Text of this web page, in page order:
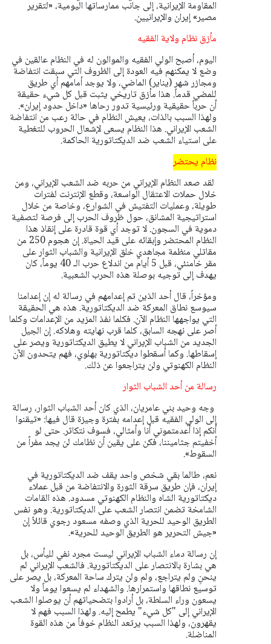
المقاومة الإيرانية، إلى جانب ممارساتها اليومية، «لتقرير
مصير» إيران والإيرانيين.
مأزق نظام ولاية الفقيه
اليوم، أصبح الولي الفقيه والموالون له في النظام عالقين في
وضع لا يمكنهم فيه العودة إلى الظروف التي سبقت انتفاضة
ومجازر شهر (يناير) الماضي، ولا يوجد أمامهم أي طريق
للمضي قدماً. هذا مأزق تاريخي يثبت قبل كل شيء حقيقة
أن حرباً حقيقية ورئيسية تدور رحاها «داخل حدود إيران».
ولهذا السبب بالذات، يعيش النظام في حالة رعب من انتفاضة
الشعب الإيراني. هذا النظام يسعى لإشعال الحروب للتغطية
على استياء الشعب ضد الديكتاتورية الحاكمة.
نظام يحتضر
لقد صعد النظام الإيراني من حربه ضد الشعب الإيراني، ومن
خلال حملات الاعتقال الواسعة، وقطع الإنترنت لفترات
طويلة، وعمليات التفتيش في الشوارع، وخاصة من خلال
استراتيجية المشانق، حول ظروف الحرب إلى فرصة لتصفية
دموية في السجون. لا توجد أي قوة قادرة على إنقاذ هذا
النظام المحتضر وإبقائه على قيد الحياة. إن هجوم 250 من
مقاتلي منظمة مجاهدي خلق الإيرانية والشباب الثوار على
مقر خامنئي، قبل 5 أيام من اندلاع حرب الـ 40 يوماً، كان
يهدف إلى توجيه بوصلة هذه الحرب الشعبية.
ومؤخراً، قال أحد الذين تم إعدامهم في رسالة له إن إعدامنا
سيوسع نطاق المعركة ضد الديكتاتورية. هذه هي الحقيقة
التي يواجهها النظام الآن. فكلما نفذ المزيد من الإعدامات وكلما
أصر على نهجه السابق، كلما قرب نهايته وهلاكه. إن الجيل
الجديد من الشباب الإيراني لا يطيق الديكتاتورية ويصر على
إسقاطها. وكما أسقطوا ديكتاتورية بهلوي، فهم يتحدون الآن
النظام الكهنوتي ولن يتراجعوا عن ذلك.
رسالة من أحد الشباب الثوار
وجه وحيد بني عامريان، الذي كان أحد الشباب الثوار، رسالة
إلى الولي الفقيه قبل إعدامه بفترة وجيزة قال فيها: «تيقنوا
أنكم إذا أعدمتموني أنا وأمثالي، فسوف نتكاثر. حتى لو
أخفيتم جثاميننا، فكن على يقين أن نظامك لن يجد مفراً من
السقوط».
نعم، طالما بقي شخص واحد يقف ضد الديكتاتورية في
إيران، فإن طريق سرقة الثورة والانتفاضة من قبل عملاء
ديكتاتورية الشاه والنظام الكهنوتي مسدود. هذه القامات
الشامخة تضمن انتصار الشعب على الديكتاتورية. وهو نفس
الطريق الوحيد للحرية الذي وصفه مسعود رجوي قائلاً إن
«جيش التحرير هو الطريق الوحيد للحرية».
إن رسالة دماء الشباب الإيراني ليست مجرد نفي لليأس، بل
هي بشارة بالانتصار على الديكتاتورية. فالشعب الإيراني لم
ينحنِ ولم يتراجع، ولم ولن يترك ساحة المعركة، بل يصر على
توسيع نطاقها واستمرارها. والشهداء لم يسعوا يوماً ولا
يسعون وراء السلطة، بل أرادوا بتضحياتهم أن يوصلوا الشعب
الإيراني إلى "كل شيء" يطمح إليه. ولهذا السبب فهم لا
يقهرون، ولهذا السبب يرتعد النظام خوفاً من هذه القوة
المناضلة.